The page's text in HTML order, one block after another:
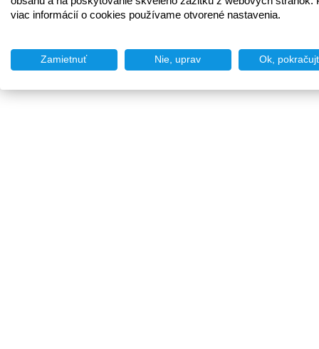
viac informácií o cookies používame otvorené nastavenia.
Zamietnuť Nie, uprav Ok,